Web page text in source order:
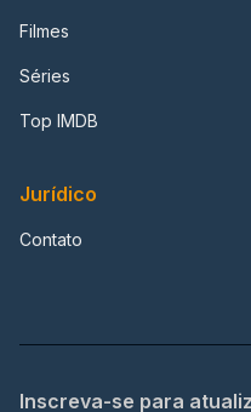
Filmes
Séries
Top IMDB
Jurídico
Contato
Inscreva-se para